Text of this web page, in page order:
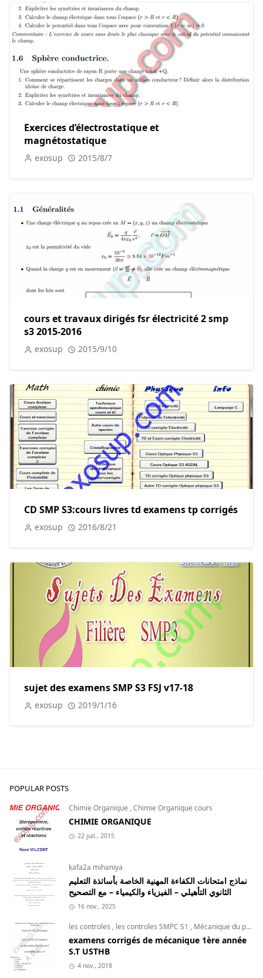
Exercices d’électrostatique et
magnétostatique
exosup 2015/8/7
cours et travaux dirigés fsr électricité 2 smp
s3 2015-2016
exosup 2015/9/10
CD SMP S3:cours livres td examens tp corrigés
exosup 2016/8/21
sujet des examens SMP S3 FSJ v17-18
exosup 2019/1/16
POPULAR POSTS
Chimie Organique ,Chimie Organique cours
CHIMIE ORGANIQUE
22 juil., 2015
kafa2a mihaniya
نماذج امتحانات الكفاءة المهنية الخاصة بأساتذة التعليم
الثانوي التأهيلي – الفيزياء والكيمياء – مع التصحيح
16 nov., 2025
les controles , les controles SMPC S1 , Mécanique du point
examens corrigés de mécanique 1ère année
S.T USTHB
4 nov., 2018